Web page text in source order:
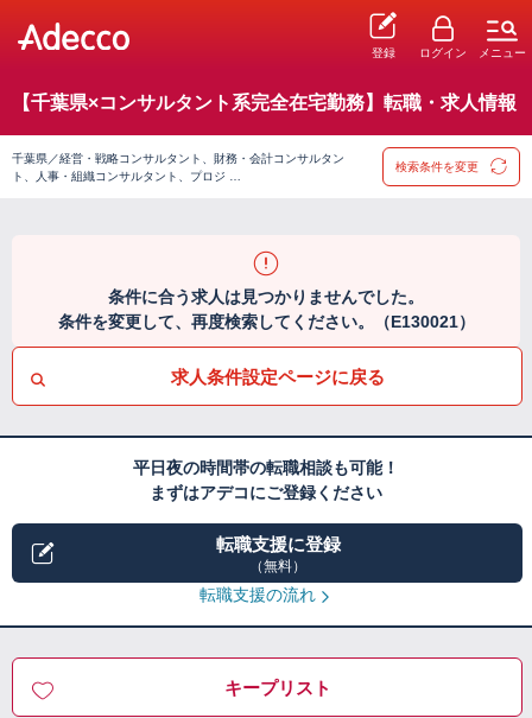
登録 ログイン メニュー
【千葉県×コンサルタント系完全在宅勤務】転職・求人情報
千葉県／経営・戦略コンサルタント、財務・会計コンサルタン
ト、人事・組織コンサルタント、プロジ …
検索条件を変更
条件に合う求人は見つかりませんでした。
条件を変更して、再度検索してください。（E130021）
求人条件設定ページに戻る
平日夜の時間帯の転職相談も可能！
まずはアデコにご登録ください
転職支援に登録
（無料）
転職支援の流れ
キープリスト